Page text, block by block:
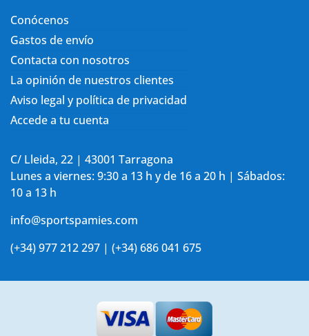
Conócenos
Gastos de envío
Contacta con nosotros
La opinión de nuestros clientes
Aviso legal y política de privacidad
Accede a tu cuenta
C/ Lleida, 22 | 43001 Tarragona
Lunes a viernes: 9:30 a 13 h y de 16 a 20 h | Sábados:
10 a 13 h
info@sportspamies.com
(+34) 977 212 297 | (+34) 686 041 675